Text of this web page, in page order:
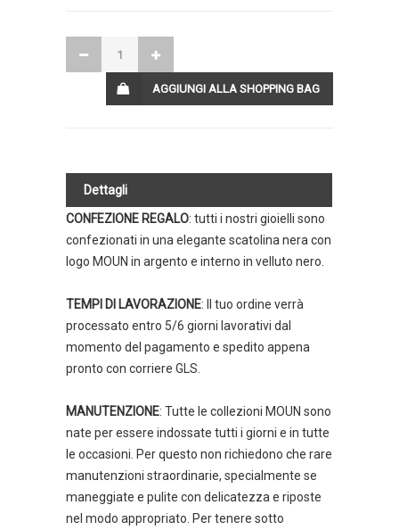
AGGIUNGI ALLA SHOPPING BAG
Dettagli
CONFEZIONE REGALO: tutti i nostri gioielli sono
confezionati in una elegante scatolina nera con
logo MOUN in argento e interno in velluto nero.
TEMPI DI LAVORAZIONE: Il tuo ordine verrà
processato entro 5/6 giorni lavorativi dal
momento del pagamento e spedito appena
pronto con corriere GLS.
MANUTENZIONE: Tutte le collezioni MOUN sono
nate per essere indossate tutti i giorni e in tutte
le occasioni. Per questo non richiedono che rare
manutenzioni straordinarie, specialmente se
maneggiate e pulite con delicatezza e riposte
nel modo appropriato. Per tenere sotto